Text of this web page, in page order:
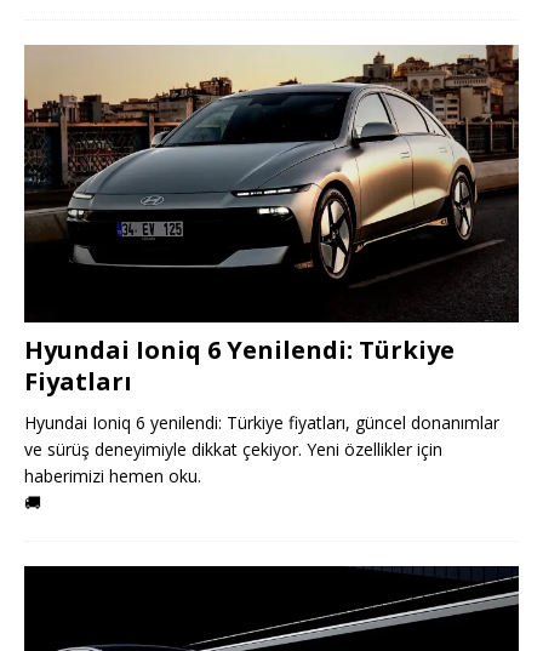
Hyundai Ioniq 6 Yenilendi: Türkiye
Fiyatları
Hyundai Ioniq 6 yenilendi: Türkiye fiyatları, güncel donanımlar
ve sürüş deneyimiyle dikkat çekiyor. Yeni özellikler için
haberimizi hemen oku.
🚚